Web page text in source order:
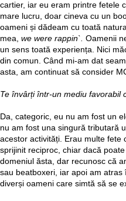
cartier, iar eu eram printre fetele
mare lucru, doar cineva cu un
oameni și dădeam cu toată
mea, we were rappin`. Oamenii
un sens toată experiența. Nici
din comun. Când mi-am dat
asta, am continuat să consider
Te învârți într-un mediu favorabil
Da, categoric, eu nu am fost un
nu am fost una singură tributară
acestor activități. Erau multe fete
sprijinit reciproc, chiar dacă
domeniul ăsta, dar recunosc că
sau beatboxeri, iar apoi am
diverși oameni care simtă să se